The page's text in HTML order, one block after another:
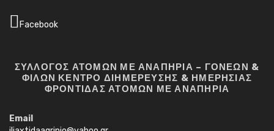
Facebook
ΣΥΛΛΟΓΟΣ ΑΤΟΜΩΝ ΜΕ ΑΝΑΠΗΡΙΑ – ΓΟΝΕΩΝ &
ΦΙΛΩΝ ΚΕΝΤΡΟ ΔΙΗΜΕΡΕΥΣΗΣ & ΗΜΕΡΗΣΙΑΣ
ΦΡΟΝΤΙΔΑΣ ΑΤΟΜΩΝ ΜΕ ΑΝΑΠΗΡΙΑ
Email